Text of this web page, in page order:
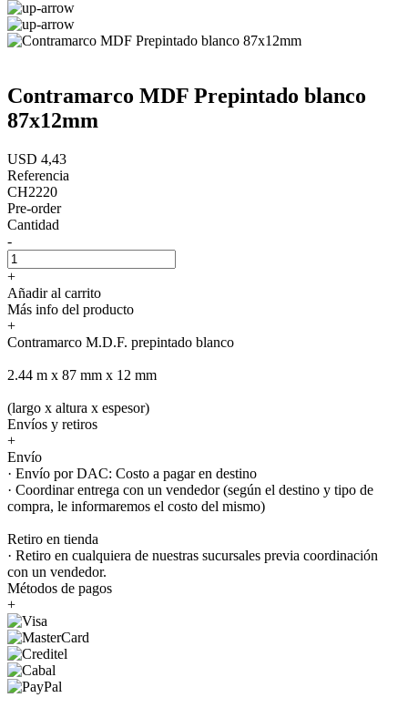
Contramarco MDF Prepintado blanco
87x12mm
USD 4,43
Referencia
CH2220
Pre-order
Cantidad
-
+
Añadir al carrito
Más info del producto
+
Contramarco M.D.F. prepintado blanco
2.44 m x 87 mm x 12 mm
(largo x altura x espesor)
Envíos y retiros
+
Envío
· Envío por DAC: Costo a pagar en destino
· Coordinar entrega con un vendedor (según el destino y tipo de
compra, le informaremos el costo del mismo)
Retiro en tienda
· Retiro en cualquiera de nuestras sucursales previa coordinación
con un vendedor.
Métodos de pagos
+